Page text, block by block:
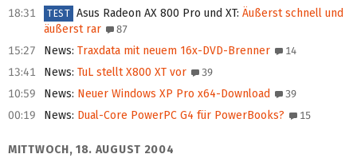
18:31 TEST Asus Radeon AX 800 Pro und XT: Äußerst schnell und
äußerst rar
87
15:27 News: Traxdata mit neuem 16x-DVD-Brenner 14
13:41 News: TuL stellt X800 XT vor 39
10:59 News: Neuer Windows XP Pro x64-Download 39
00:19 News: Dual-Core PowerPC G4 für PowerBooks? 15
MITTWOCH, 18. AUGUST 2004